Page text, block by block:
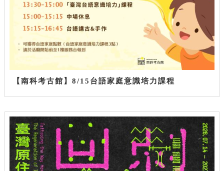
【南科考古館】8/15台語家庭意識培力課程